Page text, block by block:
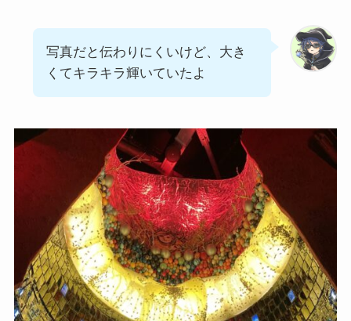
写真だと伝わりにくいけど、大き
くてキラキラ輝いていたよ